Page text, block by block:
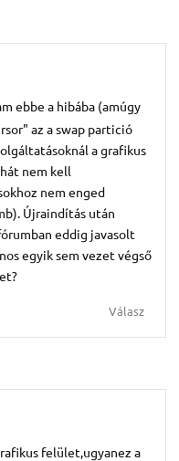
ebbe a hibába (amúgy
az a swap partició
a grafikus
nem kell
nem enged
Újraindítás után
eddig javasolt
egyik sem vezet végső
Válasz
felület,ugyanez a